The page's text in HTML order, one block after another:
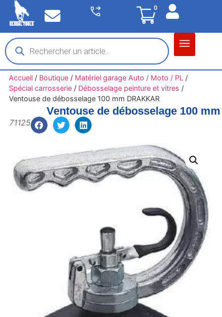
0
Accueil/ Boutique/ Matériel garage Auto / Moto / PL /
Spécial carrosserie/ Débosselage peinture et vitres /
Ventouse de débosselage 100 mm DRAKKAR
Ventouse de débosselage 100
71125